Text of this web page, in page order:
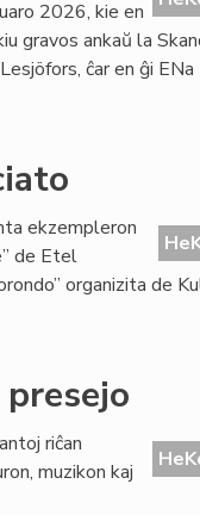
2026, kie en
gravos ankaŭ la
ĉar en ĝi
ekzempleron
de Etel
organizita de
riĉan
muzikon kaj